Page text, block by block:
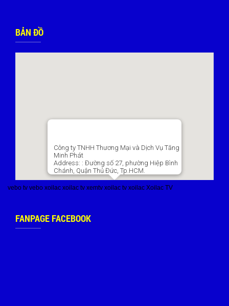
BẢN ĐỒ
Công ty TNHH Thương Mại và Dịch Vụ Tăng
Minh Phát
Address: : Đường số 27, phường Hiệp Bình
Chánh, Quận Thủ Đức, Tp.HCM.
vebo tv vebo xoilac xoilac tv xemtv xoilac tv xoilac Xoilac TV
FANPAGE FACEBOOK